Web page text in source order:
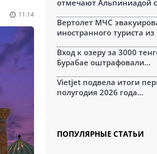
11:14
отмечают Альпиниадой
Вертолет МЧС
иностранного туриста из
Вход к озеру за 3000
Бурабае оштрафовали...
Vietjet подвела итоги
полугодия 2026 года...
ПОПУЛЯРНЫЕ СТАТЬИ